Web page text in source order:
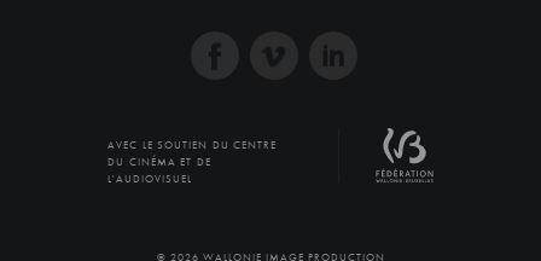
AVEC LE SOUTIEN DU CENTRE
DU CINÉMA ET DE
L'AUDIOVISUEL
© 2026 WALLONIE IMAGE PRODUCTION